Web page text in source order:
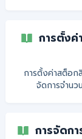
การตั้ง
การตั้งค่าสต็อก
จัดการจำน
การจัดก